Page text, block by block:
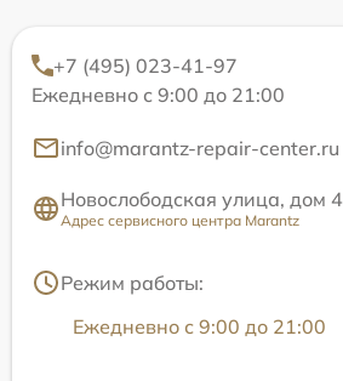
+7 (495) 023-41-97
Ежедневно с 9:00 до 21:00
info@marantz-repair-center.ru
Новослободская улица, дом 4
Адрес сервисного центра Marantz
Режим работы:
Ежедневно с 9:00 до 21:00